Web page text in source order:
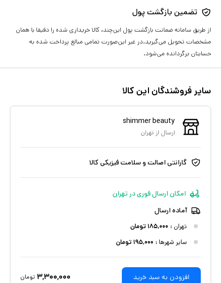
تضمین بازگشت پول
از طریق سامانه ضمانت بازگشت پول این‌چند، کالا خریداری شده را دقیقا با همان
مشخصات تحویل می‌گیرید.در غیر این‌صورت تمامی مبالغ پرداخت شده به
حسابتان برگردانده می‌شود.
سایر فروشندگان این کالا
shimmer beauty
ارسال از تهران
گارانتی اصالت و سلامت فیزیکی کالا
امکان ارسال فوری در تهران
آماده ارسال
تهران : ۱۸۵,۰۰۰تومان
سایر شهرها : ۱۹۵,۰۰۰تومان
افزودن به سبد خرید ۳,۳۰۰,۰۰۰ تومان